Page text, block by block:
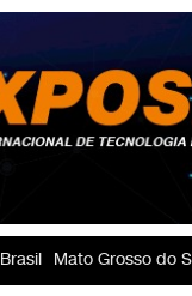
Brasil Mato Grosso do